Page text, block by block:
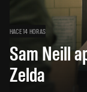
HACE 14 HORAS
Sam Neill
Zelda